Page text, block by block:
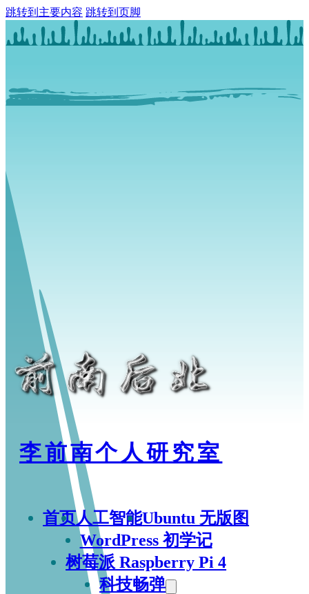
跳转到主要内容 跳转到页脚
李前南个人研究室
首页人工智能Ubuntu 无版图
WordPress 初学记
树莓派 Raspberry Pi 4
科技畅弹